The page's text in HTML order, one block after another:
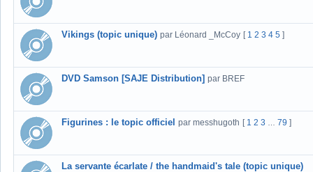
Vikings (topic unique) par Léonard _McCoy [ 1 2 3 4 5 ]
DVD Samson [SAJE Distribution] par BREF
Figurines : le topic officiel par messhugoth [ 1 2 3 79 ]
La servante écarlate / the handmaid's tale (topic unique)